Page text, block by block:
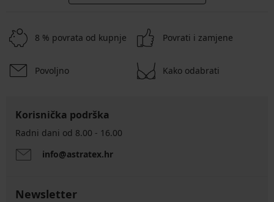
8 % povrata od kupnje Povrati i zamjene
Povoljno Kako odabrati
Korisnička podrška
Radni dani od 8.00 - 16.00
info@astratex.hr
Newsletter